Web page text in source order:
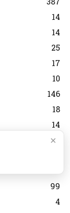
14
14
25
17
10
146
18
14
99
4
×